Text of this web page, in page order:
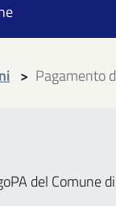
> Pagamento
del Comune